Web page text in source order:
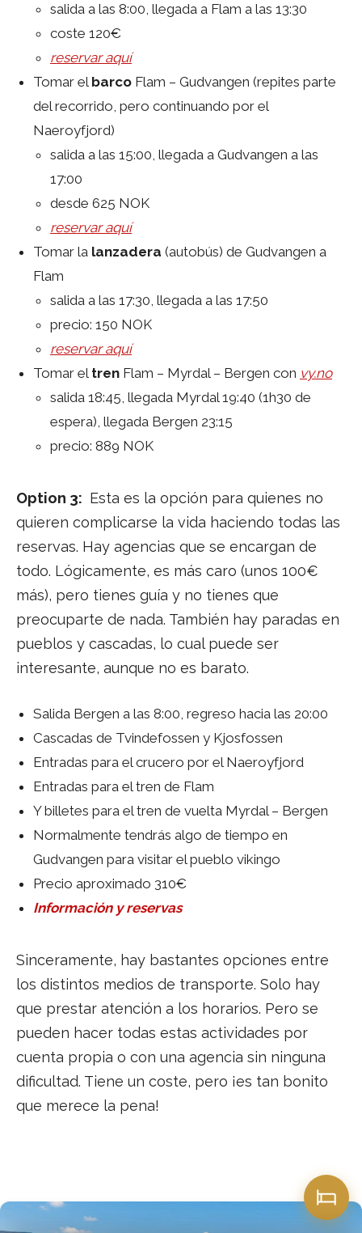
salida a las 8:00, llegada a Flam a las 13:30
coste 120€
reservar aquí
Tomar el barco Flam – Gudvangen (repites parte
del recorrido, pero continuando por el
Naeroyfjord)
salida a las 15:00, llegada a Gudvangen a las
17:00
desde 625 NOK
reservar aquí
Tomar la lanzadera (autobús) de Gudvangen a
Flam
salida a las 17:30, llegada a las 17:50
precio: 150 NOK
reservar aquí
Tomar el tren Flam – Myrdal – Bergen con vy.no
salida 18:45, llegada Myrdal 19:40 (1h30 de
espera), llegada Bergen 23:15
precio: 889 NOK
Option 3: Esta es la opción para quienes no
quieren complicarse la vida haciendo todas las
reservas. Hay agencias que se encargan de
todo. Lógicamente, es más caro (unos 100€
más), pero tienes guía y no tienes que
preocuparte de nada. También hay paradas en
pueblos y cascadas, lo cual puede ser
interesante, aunque no es barato.
Salida Bergen a las 8:00, regreso hacia las 20:00
Cascadas de Tvindefossen y Kjosfossen
Entradas para el crucero por el Naeroyfjord
Entradas para el tren de Flam
Y billetes para el tren de vuelta Myrdal – Bergen
Normalmente tendrás algo de tiempo en
Gudvangen para visitar el pueblo vikingo
Precio aproximado 310€
Información y reservas
Sinceramente, hay bastantes opciones entre
los distintos medios de transporte. Solo hay
que prestar atención a los horarios. Pero se
pueden hacer todas estas actividades por
cuenta propia o con una agencia sin ninguna
dificultad. Tiene un coste, pero ¡es tan bonito
que merece la pena!